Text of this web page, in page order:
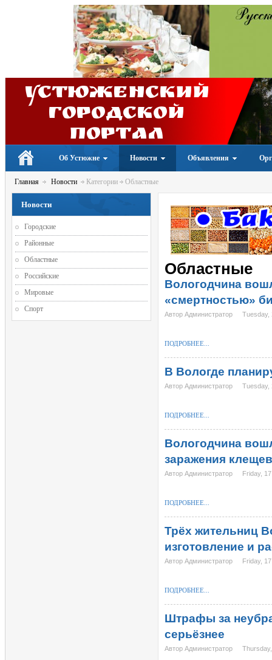
Устюженский
Городской
портал
Об Устюжне Новости Объявления
Главная Новости Категории Областные
Областные
Вологодчина
«смертностью»
Автор Администратор Tuesday,
ПОДРОБНЕЕ...
В Вологде
Автор Администратор Tuesday,
ПОДРОБНЕЕ...
Вологодчина
заражения
Автор Администратор Friday,
ПОДРОБНЕЕ...
Трёх жительниц
изготовление и
Автор Администратор Friday,
ПОДРОБНЕЕ...
Штрафы за
серьёзнее
Автор Администратор
Новости
Городские
Районные
Областные
Российские
Мировые
Спорт